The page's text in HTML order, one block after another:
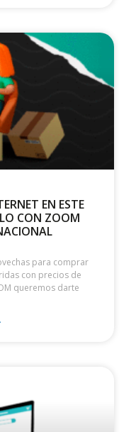
EN ESTE
CON ZOOM
para comprar
con precios de
queremos darte